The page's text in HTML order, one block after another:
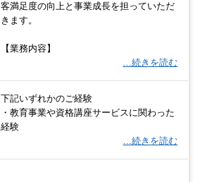
客満足度の向上と事業成長を担っていただ
きます。
【業務内容】
…続きを読む
下記いずれかのご経験
・教育事業や資格講座サービスに関わった
経験
…続きを読む